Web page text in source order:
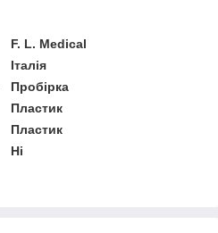
F. L. Medical
Італія
Пробірка
Пластик
Пластик
Ні